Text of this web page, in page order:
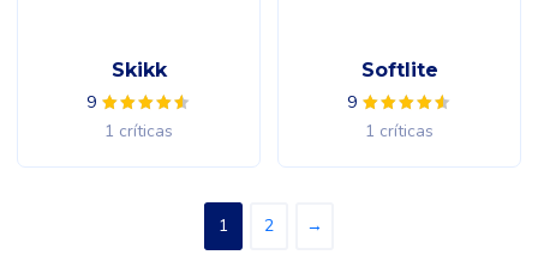
Skikk
9
1 críticas
Softlite
9
1 críticas
1 2 →